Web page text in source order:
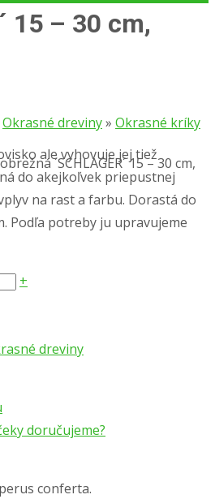
15 – 30 cm,
Okrasné dreviny» Okrasné kríky
´SCHLAGER´ 15 – 30 cm,
ale vyhovuje jej tiež
do akejkoľvek priepustnej
na rast a farbu. Dorastá do
Podľa potreby ju upravujeme
+
dreviny
doručujeme?
conferta.